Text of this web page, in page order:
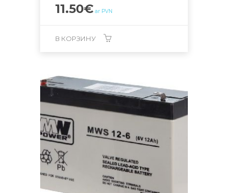
11.50€ ar PVN
В КОРЗИНУ